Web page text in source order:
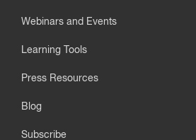
Webinars and Events
Learning Tools
Press Resources
Blog
Subscribe